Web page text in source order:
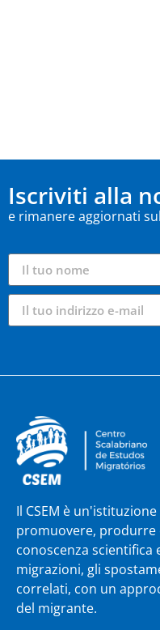
Iscriviti alla
e rimanere aggiornati
Il CSEM è
promuovere, produrre
conoscenza
migrazioni, gli
correlati, con un
del migrante.